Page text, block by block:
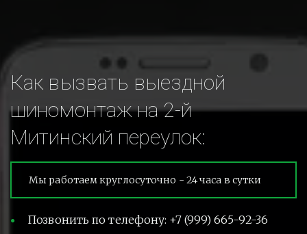
Как вызвать выездной
шиномонтаж на 2-й
Митинский переулок:
Мы работаем круглосуточно - 24 часа в сутки
Позвонить по телефону: +7 (999) 665-92-36